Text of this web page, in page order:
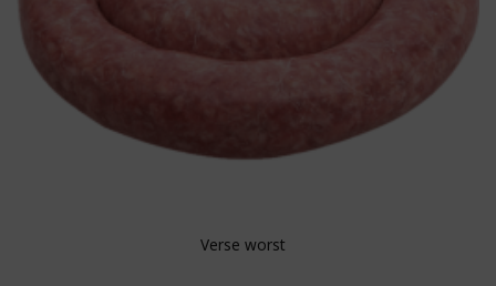
Verse worst